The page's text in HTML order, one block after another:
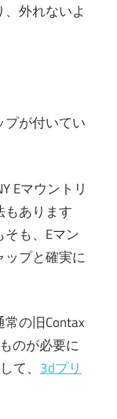
、外れないよ
が付いてい
Eマウントリ
もあります
も、Eマン
ップと確実に
の旧Contax
のが必要に
て、 3dプリ